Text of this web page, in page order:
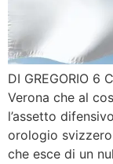
DI GREGORIO 6
Verona che al
l’assetto
orologio
che esce di un